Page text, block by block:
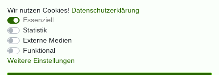
alle Seiten per SSL verschlüsselt
Wir nutzen Cookies! Daten­schutz­erklärung
Essenziell
Statistik
Externe Medien
Funktional
Weitere Einstellungen